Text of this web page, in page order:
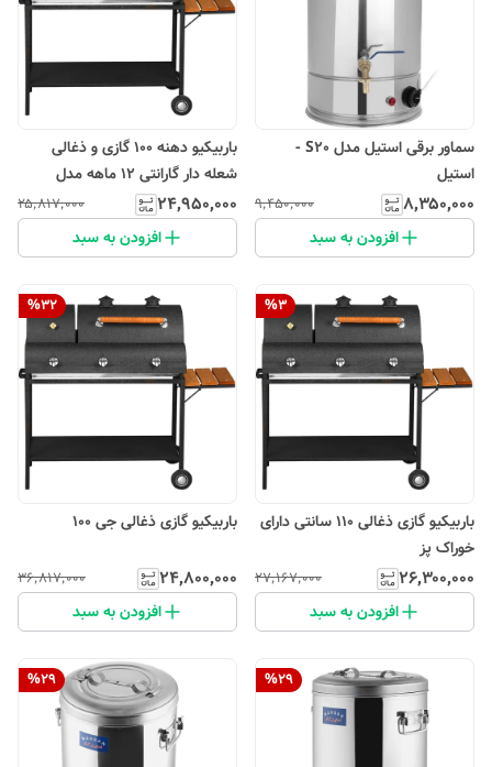
سماور برقی استیل مدل S20 -
استیل
۸٬۳۵۰٬۰۰۰ ۹٬۴۵۰٬۰۰۰
افزودن به سبد
باربیکیو دهنه 100 گازی و ذغالی
شعله دار گارانتی 12 ماهه مدل
MTF10
۲۴٬۹۵۰٬۰۰۰ ۲۵٬۸۱۷٬۰۰۰
افزودن به سبد
%3
باربیکیو گازی ذغالی 110 سانتی دارای
خوراک پز
۲۶٬۳۰۰٬۰۰۰ ۲۷٬۱۶۷٬۰۰۰
افزودن به سبد
%32
باربیکیو گازی ذغالی جی 100
۲۴٬۸۰۰٬۰۰۰ ۳۶٬۸۱۷٬۰۰۰
افزودن به سبد
%29
%29